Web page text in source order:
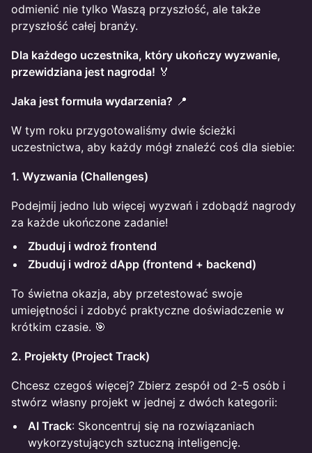
odmienić nie tylko Waszą przyszłość, ale także
przyszłość całej branży.
Dla każdego uczestnika, który ukończy wyzwanie,
przewidziana jest nagroda! 🏅
Jaka jest formuła wydarzenia? 📍
W tym roku przygotowaliśmy dwie ścieżki
uczestnictwa, aby każdy mógł znaleźć coś dla siebie:
1. Wyzwania (Challenges)
Podejmij jedno lub więcej wyzwań i zdobądź nagrody
za każde ukończone zadanie!
Zbuduj i wdroż frontend
Zbuduj i wdroż dApp (frontend + backend)
To świetna okazja, aby przetestować swoje
umiejętności i zdobyć praktyczne doświadczenie w
krótkim czasie. 🎯
2. Projekty (Project Track)
Chcesz czegoś więcej? Zbierz zespół od 2-5 osób i
stwórz własny projekt w jednej z dwóch kategorii:
AI Track: Skoncentruj się na rozwiązaniach
wykorzystujących sztuczną inteligencję.